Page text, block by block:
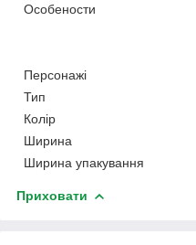
Особености
Персонажі
Тип
Колір
Ширина
Ширина упакування
Приховати